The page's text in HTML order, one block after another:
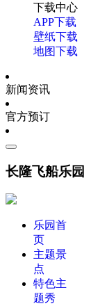
下载中心
APP下载
壁纸下载
地图下载
新闻资讯
官方预订
长隆飞船乐园
乐园首
页
主题景
点
特色主
题秀